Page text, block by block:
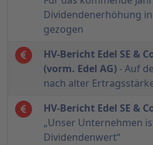
Dividendenerhöhung
gezogen
HV-Bericht Edel SE &
(vorm. Edel AG) - Auf
nach alter
HV-Bericht Edel SE &
„Unser Unternehmen
Dividendenwert“